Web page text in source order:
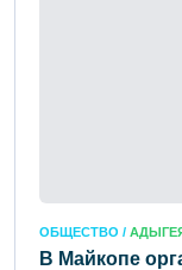
ОБЩЕСТВО /
В Майкопе